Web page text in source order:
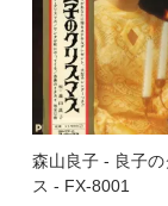
森山良子 - 良子の
ス - FX-8001